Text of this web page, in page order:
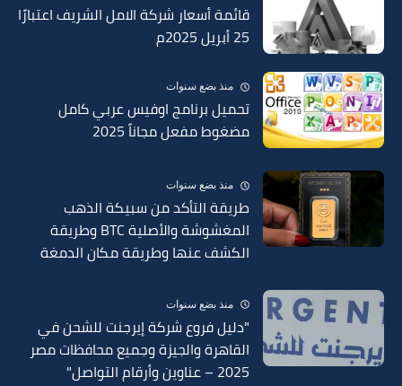
قائمة أسعار شركة الامل الشريف اعتبارًا
منذ بضع سنوات
تحميل برنامج اوفيس عربي كامل
مضغوط مفعل مجاناً 2025
منذ بضع سنوات
طريقة التأكد من سبيكة الذهب
المغشوشة والأصلية BTC وطريقة
الكشف عنها وطريقة مكان الدمغة
منذ بضع سنوات
"دليل فروع شركة إيرجنت للشحن في
القاهرة والجيزة وجميع محافظات مصر
2025 – عناوين وأرقام التواصل"